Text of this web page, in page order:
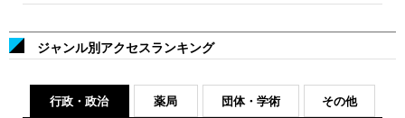
ジャンル別アクセスランキング
行政・政治 薬局 団体・学術 その他